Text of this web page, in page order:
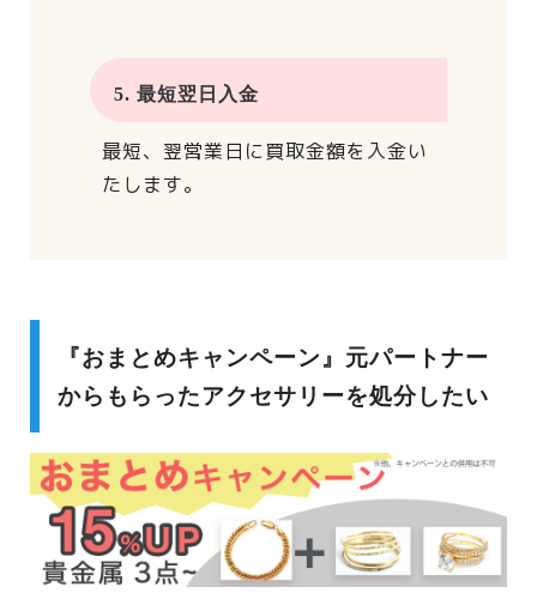
5. 最短翌日入金
最短、翌営業日に買取金額を入金い
たします。
『おまとめキャンペーン』元パートナー
からもらったアクセサリーを処分したい